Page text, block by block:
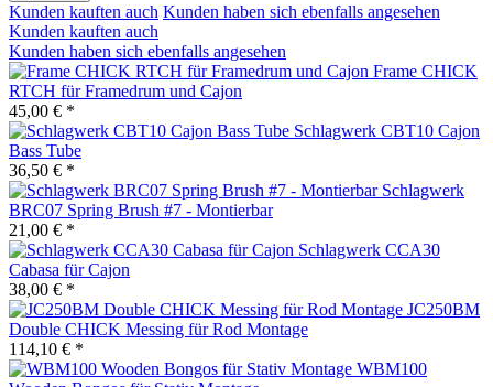
Kunden kauften auch Kunden haben sich ebenfalls angesehen
Kunden kauften auch
Kunden haben sich ebenfalls angesehen
Frame CHICK
RTCH für Framedrum und Cajon
45,00 € *
Schlagwerk CBT10 Cajon
Bass Tube
36,50 € *
Schlagwerk
BRC07 Spring Brush #7 - Montierbar
21,00 € *
Schlagwerk CCA30
Cabasa für Cajon
38,00 € *
JC250BM
Double CHICK Messing für Rod Montage
114,10 € *
WBM100